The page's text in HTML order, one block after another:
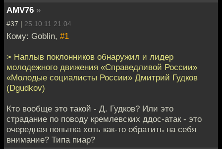
AMV76 »
#37 | 25.10.11 21:04
Кому: Goblin, #1
> Наплыв поклонников обнаружил и лидер
молодежного движения «Справедливой России»
«Молодые социалисты России» Дмитрий Гудков
(Dgudkov)
Кто вообще это такой - Д. Гудков? Или это
страдание по поводу кремлевских ддос-атак - это
очередная попытка хоть как-то обратить на себя
внимание? Типа пиар?